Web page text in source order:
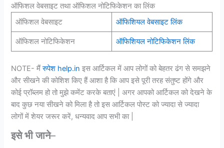
ऑफिशल वेबसाइट तथा ऑफिशल नोटिफिकेशन का लिंक
ऑफिशल वेबसाइट
ऑफिशियल वेबसाइट लिंक
ऑफिशल नोटिफिकेशन ऑफिशियल नोटिफिकेशन लिंक
NOTE- मैंरुपेश help.in इस आर्टिकल में आप लोगों को बेहतर ढंग से समझने
और सीखने की कोशिश किए हैं आशा है कि आप इसे पूरी तरह संतुष्ट होंगे और
कोई प्रॉब्लम हो तो मुझे कमेंट करके बताएं | अगर आपको आर्टिकल को देखने के
बाद कुछ नया सीखने को मिला है तो इस आर्टिकल पोस्ट को ज्यादा से ज्यादा
लोगों में शेयर जरूर करें, धन्यवाद आप सभी का |
इसे भी जाने–